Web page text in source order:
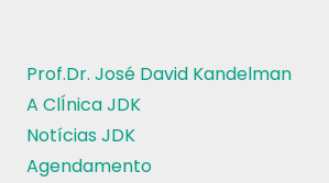
Prof.Dr. José David Kandelman
A ClÍnica JDK
Notícias JDK
Agendamento